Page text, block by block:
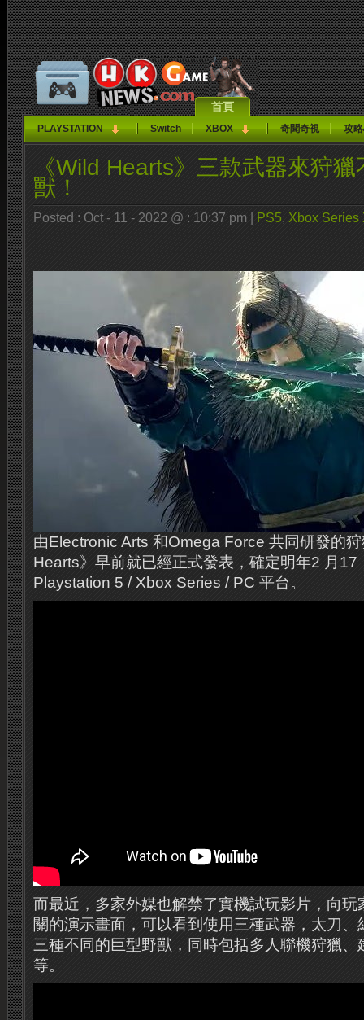
首頁
PLAYSTATION Switch XBOX 奇聞奇視 攻
《Wild Hearts》三款武器來狩
獸！
Posted : Oct - 11 - 2022 @ : 10:37 pm | PS5, Xbox Series
由Electronic Arts 和Omega Force 共同研發的
Hearts》早前就已經正式發表，確定明年2 月17
Playstation 5 / Xbox Series / PC 平台。
而最近，多家外媒也解禁了實機試玩影片，向玩
關的演示畫面，可以看到使用三種武器，太刀
三種不同的巨型野獸，同時包括多人聯機狩獵
等。